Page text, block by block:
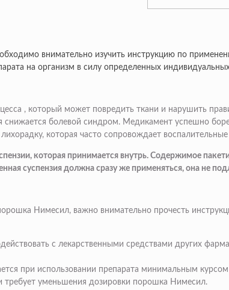
внимательно изучить инструкцию по
на организм в силу определенных
, который может повредить ткани и нарушить
болевой синдром. Медикамент успешно
которая часто сопровождает
которая принимается внутрь. Содержимое
суспензия должна сразу же применяться, она не
Нимесил, важно внимательно прочесть
с лекарственными средствами других
при использовании препарата минимальным
требует уменьшения дозировки порошка Нимесил.